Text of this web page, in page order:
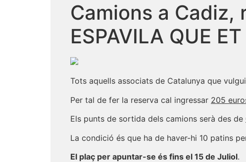
Camions a Cadiz,
ESPAVILA QUE
Tots aquells associats de Catalunya que
Per tal de fer la reserva cal ingressar 205
Els punts de sortida dels camions serà des de
La condició és que ha de haver-hi 10 patins
El plaç per apuntar-se és fins el 15 de Juliol.